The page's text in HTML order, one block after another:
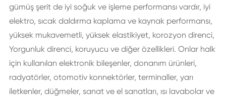
gümüş şerit de iyi soğuk ve işleme performansı vardır, iyi
elektro, sıcak daldırma kaplama ve kaynak performansı,
yüksek mukavemetli, yüksek elastikiyet, korozyon direnci,
Yorgunluk direnci, koruyucu ve diğer özellikleri. Onlar halk
için kullanılan elektronik bileşenler, donanım ürünleri,
radyatörler, otomotiv konnektörler, terminaller, yarı
iletkenler, düğmeler, sanat ve el sanatları, ısı lavabolar ve